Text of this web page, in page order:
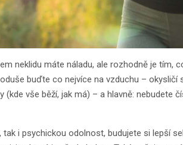
neklidu máte náladu, ale rozhodně je tím,
buďte co nejvíce na vzduchu – okysličí
(kde vše běží, jak má) – a hlavně: nebudete
tak i psychickou odolnost, budujete si lepší